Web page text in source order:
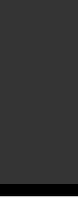
ventana)
ventana)